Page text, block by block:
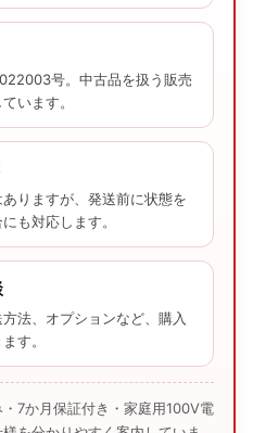
号。中古品を扱う販売
います。
りますが、発送前に状態を
も対応します。
法、オプションなど、購入
す。
7か月保証付き・家庭用100V電